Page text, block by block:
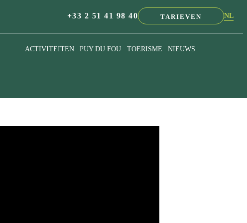
+33 2 51 41 98 40 TARIEVEN
NL
ACTIVITEITEN PUY DU FOU TOERISME NIEUWS